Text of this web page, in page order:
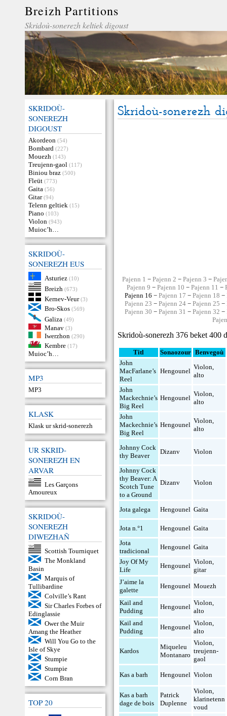
Breizh Partitions
Skridoù-sonerezh keltiek digoust
SKRIDOÙ-
SONEREZH
DIGOUST
Akordeon (54)
Bombard (227)
Mouezh (143)
Treujenn-gaol (117)
Biniou braz (500)
Fleüt (773)
Gaita (56)
Gitar (94)
Telenn geltiek (15)
Piano (103)
Violon (943)
Muioc’h…
SKRIDOÙ-
SONEREZH EUS
Asturiez (10)
Breizh (673)
Kernev-Veur (3)
Bro-Skos (569)
Galiza (49)
Manav (3)
Iwerzhon (290)
Kembre (17)
Muioc’h…
MP3
MP3
KLASK
Klask ur skrid-sonerezh
UR SKRID-
SONEREZH EN
ARVAR
Les Garçons
Amoureux
SKRIDOÙ-
SONEREZH
DIWEZHAÑ
Scottish Tourniquet
The Monkland
Basin
Marquis of
Tullibardine
Colville’s Rant
Sir Charles Forbes of
Edinglassie
Ower the Muir
Amang the Heather
Will You Go to the
Isle of Skye
Stumpie
Stumpie
Corn Bran
TOP 20
Skridoù-sonerezh
Pajenn 1 − Pajenn 2 − Pajenn 3 −
Pajenn 9 − Pajenn 10 − Pajenn 11 −
Pajenn 16 −Pajenn 17 −Pajenn 18 −
Pajenn 23 −Pajenn 24 −Pajenn 25 −
Pajenn 30 −Pajenn 31 −Pajenn 32 −
Skridoù-sonerezh 376 beket 400
Titl Sonaozour Benvegoù
John
MacFarlane’s
Reel
Hengounel
Violon,
alto
John
Mackechnie’s
Big Reel
Hengounel
Violon,
alto
John
Mackechnie’s
Big Reel
Hengounel
Violon,
alto
Johnny Cock
thy Beaver
Dizanv Violon
Johnny Cock
thy Beaver: A
Scotch Tune
to a Ground
Dizanv Violon
Jota galega Hengounel Gaita
Jota n.°1 Hengounel Gaita
Jota
tradicional
Hengounel Gaita
Joy Of My
Life
Hengounel
Violon,
gitar
J’aime la
galette
Hengounel Mouezh
Kail and
Pudding
Hengounel
Violon,
alto
Kail and
Pudding
Hengounel
Violon,
alto
Kardos
Miqueleu
Montanaro
Violon,
treujenn-
gaol
Kas a barh Hengounel Violon
Kas a barh
dage de bois
Patrick
Duplenne
Violon,
klarinetenn
voud